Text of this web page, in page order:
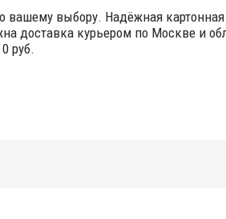
вашему выбору. Надёжная картонная
доставка курьером по Москве и
руб.